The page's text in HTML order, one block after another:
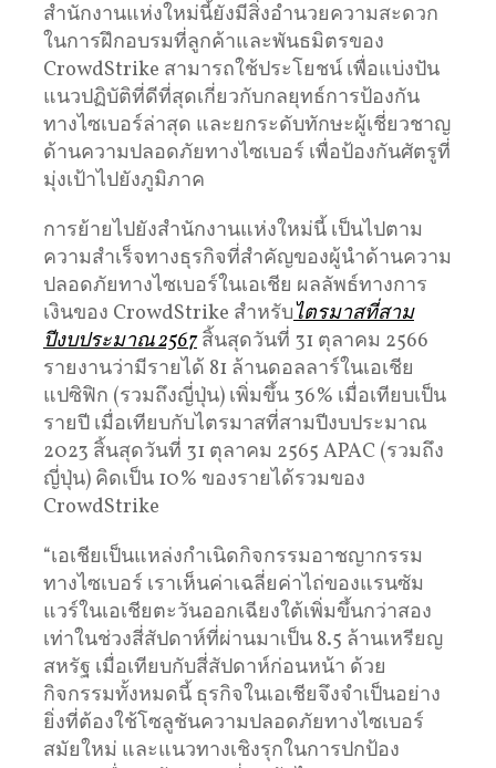
สำนักงานแห่งใหม่นี้ยังมีสิ่งอำนวยความสะดวก
ในการฝึกอบรมที่ลูกค้าและพันธมิตรของ
CrowdStrike สามารถใช้ประโยชน์ เพื่อแบ่งปัน
แนวปฏิบัติที่ดีที่สุดเกี่ยวกับกลยุทธ์การป้องกัน
ทางไซเบอร์ล่าสุด และยกระดับทักษะผู้เชี่ยวชาญ
ด้านความปลอดภัยทางไซเบอร์ เพื่อป้องกันศัตรูที่
มุ่งเป้าไปยังภูมิภาค
การย้ายไปยังสำนักงานแห่งใหม่นี้ เป็นไปตาม
ความสำเร็จทางธุรกิจที่สำคัญของผู้นำด้านความ
ปลอดภัยทางไซเบอร์ในเอเชีย ผลลัพธ์ทางการ
เงินของ CrowdStrike สำหรับไตรมาสที่สาม
ปีงบประมาณ 2567สิ้นสุดวันที่ 31 ตุลาคม 2566
รายงานว่ามีรายได้ 81 ล้านดอลลาร์ในเอเชีย
แปซิฟิก (รวมถึงญี่ปุ่น) เพิ่มขึ้น 36% เมื่อเทียบเป็น
รายปี เมื่อเทียบกับไตรมาสที่สามปีงบประมาณ
2023 สิ้นสุดวันที่ 31 ตุลาคม 2565 APAC (รวมถึง
ญี่ปุ่น) คิดเป็น 10% ของรายได้รวมของ
CrowdStrike
“เอเชียเป็นแหล่งกำเนิดกิจกรรมอาชญากรรม
ทางไซเบอร์ เราเห็นค่าเฉลี่ยค่าไถ่ของแรนซัม
แวร์ในเอเชียตะวันออกเฉียงใต้เพิ่มขึ้นกว่าสอง
เท่าในช่วงสี่สัปดาห์ที่ผ่านมาเป็น 8.5 ล้านเหรียญ
สหรัฐ เมื่อเทียบกับสี่สัปดาห์ก่อนหน้า ด้วย
กิจกรรมทั้งหมดนี้ ธุรกิจในเอเชียจึงจำเป็นอย่าง
ยิ่งที่ต้องใช้โซลูชันความปลอดภัยทางไซเบอร์
สมัยใหม่ และแนวทางเชิงรุกในการปกป้อง